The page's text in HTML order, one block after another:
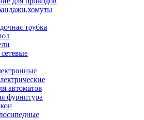
трубка
автоматов
фурнитура